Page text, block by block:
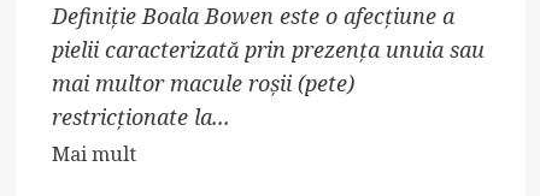
Definiție Boala Bowen este o afecțiune a
pielii caracterizată prin prezența unuia sau
mai multor macule roșii (pete)
restricționate la...
Mai multRead